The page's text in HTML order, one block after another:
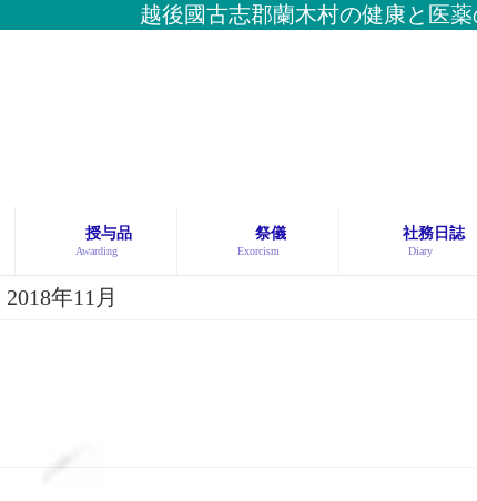
越後國古志郡蘭木村の健康と医
授与品
Awarding
祭儀
Exorcism
社務日誌
Diary
2018年11月